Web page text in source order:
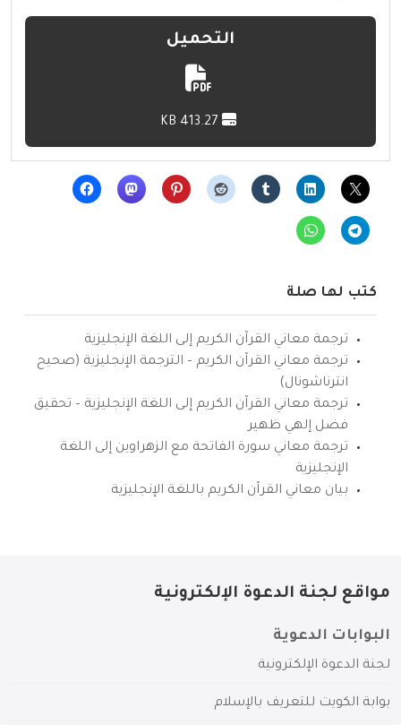
التحميل
كتب لها صلة
ترجمة معاني القرآن الكريم إلى اللغة الإنجليزية
ترجمة معاني القرآن الكريم – الترجمة الإنجليزية (صحيح
انترناشونال)
ترجمة معاني القرآن الكريم إلى اللغة الإنجليزية – تحقيق
فضل إلهي ظهير
ترجمة معاني سورة الفاتحة مع الزهراوين إلى اللغة
الإنجليزية
بيان معاني القرآن الكريم باللغة الإنجليزية
مواقع لجنة الدعوة الإلكترونية
البوابات الدعوية
لجنة الدعوة الإلكترونية
بوابة الكويت للتعريف بالإسلام